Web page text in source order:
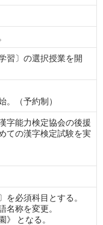
習〕の選択授業を開
。（予約制）
字能力検定協会の後援
ての漢字検定試験を実
を必須科目とする。
名称を変更。
》 となる。